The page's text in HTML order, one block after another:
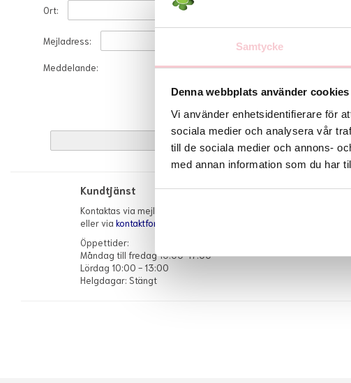
Samtycke
Denna webbplats använder cookies
Vi använder enhetsidentifierare för
sociala medier och analysera vår
till de sociala medier och annons-
med annan information som du har
Ort:
Mejladress:
Meddelande:
Kundtjänst
Kontaktas via mejl
eller viakontaktformuläret
Öppettider:
Måndag till fredag 10:00-17:00
Lördag 10:00 - 13:00
Helgdagar: Stängt